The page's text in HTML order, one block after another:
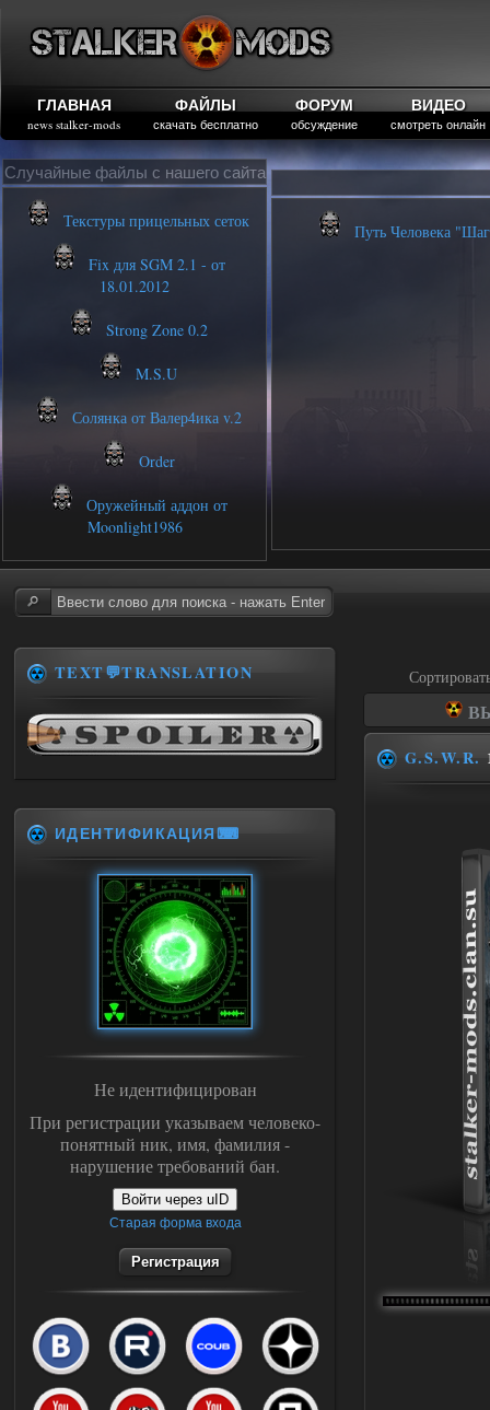
ГЛАВНАЯ
news stalker-mods
ФАЙЛЫ
скачать бесплатно
ФОРУМ
обсуждение
ВИДЕО
смотреть онлайн
Случайные файлы с нашего сайта
Текстуры прицельных сеток
Fix для SGM 2.1 - от
18.01.2012
Strong Zone 0.2
M.S.U
Солянка от Валер4ика v.2
Order
Оружейный аддон от
Moonlight1986
Путь Человека
G.S.W.R.
TEXT💬TRANSLATION
ИДЕНТИФИКАЦИЯ⌨
Не идентифицирован
При регистрации указываем человеко-
понятный ник, имя, фамилия -
нарушение требований бан.
Войти через uID
Старая форма входа
Регистрация